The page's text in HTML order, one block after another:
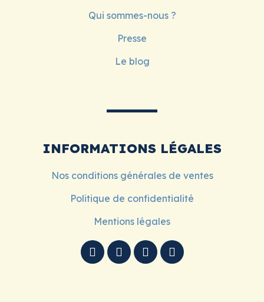
Qui sommes-nous ?
Presse
Le blog
INFORMATIONS LÉGALES
Nos conditions générales de ventes
Politique de confidentialité
Mentions légales